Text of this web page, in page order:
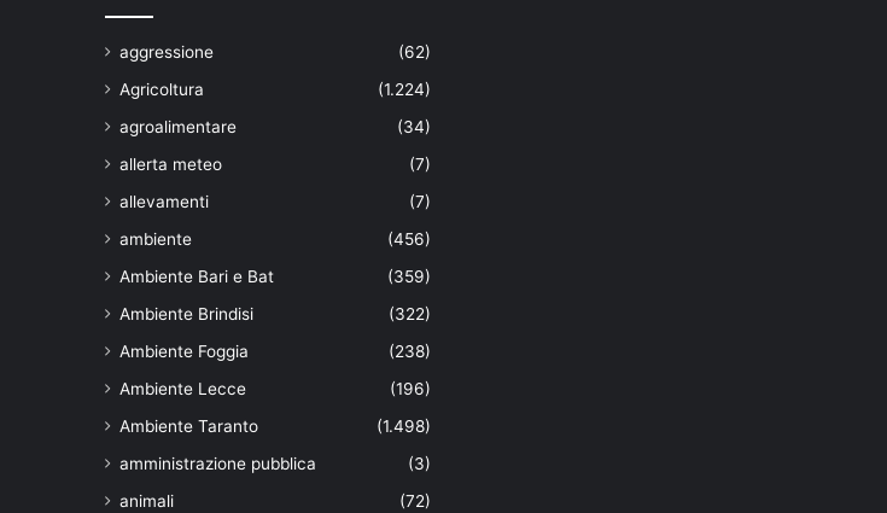
aggressione
(62)
Agricoltura
(1.224)
agroalimentare
(34)
allerta meteo
(7)
allevamenti
(7)
ambiente
(456)
Ambiente Bari e Bat
(359)
Ambiente Brindisi
(322)
Ambiente Foggia
(238)
Ambiente Lecce
(196)
Ambiente Taranto
(1.498)
amministrazione pubblica
(3)
animali
(72)